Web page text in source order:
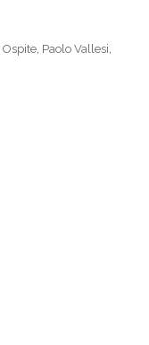
Ospite, Paolo Vallesi,